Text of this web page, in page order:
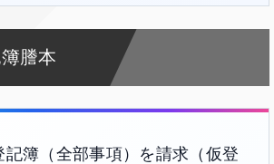
謄本
簿（全部事項）を請求（仮登